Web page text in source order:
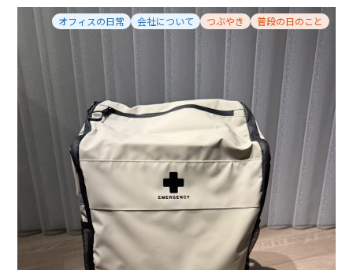
オフィスの日常 会社について つぶやき 普段の日のこと